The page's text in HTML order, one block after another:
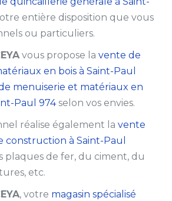
entière disposition que vous
ou particuliers.
vous propose la vente de
en bois à Saint-Paul
menuiserie et matériaux en
Paul 974selon vos envies.
réalise également la vente
construction à Saint-Paul
plaques de fer, du ciment, du
etc.
, votre magasin spécialisé